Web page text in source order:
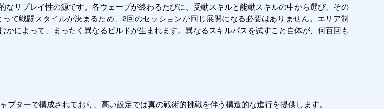
リプレイ性の源です。各ウェーブが終わるたびに、受動スキルと能動スキルの中から選び、その
て戦闘スタイルが決まるため、2回のセッションが同じ展開になる必要はありません。エリア制
によって、まったく異なるビルドが生まれます。異なるスキルパスを試すこと自体が、何百回も
ターで構成されており、高い設定では真の戦術的挑戦を伴う構造的な進行を提供します。